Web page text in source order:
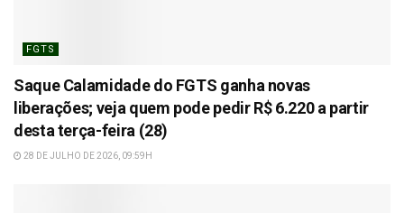
FGTS
Saque Calamidade do FGTS ganha novas
liberações; veja quem pode pedir R$ 6.220 a partir
desta terça-feira (28)
28 DE JULHO DE 2026, 09:59H